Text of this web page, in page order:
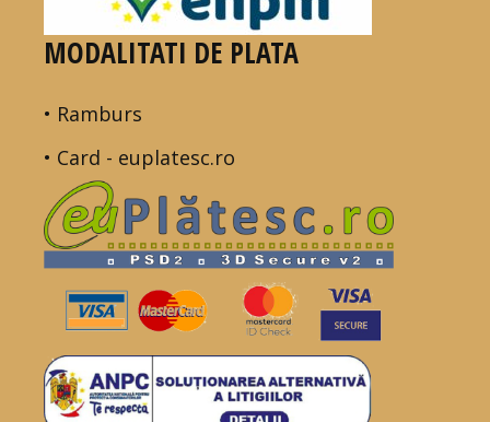
MODALITATI DE PLATA
• Ramburs
• Card - euplatesc.ro